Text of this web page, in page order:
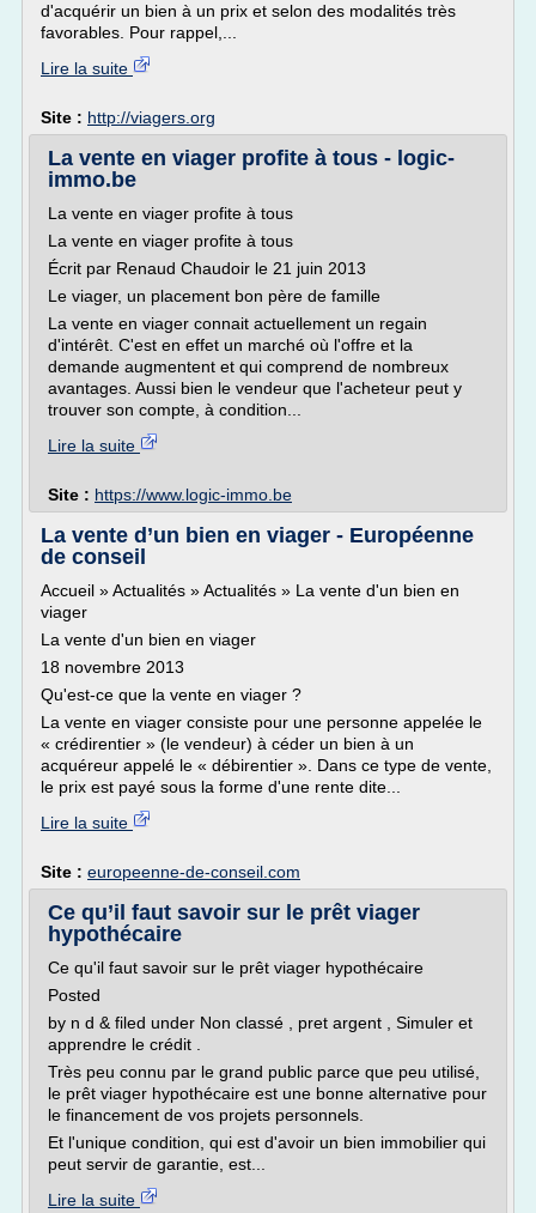
d'acquérir un bien à un prix et selon des modalités très
favorables. Pour rappel,...
Lire la suite
Site : http://viagers.org
La vente en viager profite à tous - logic-
immo.be
La vente en viager profite à tous
La vente en viager profite à tous
Écrit par Renaud Chaudoir le 21 juin 2013
Le viager, un placement bon père de famille
La vente en viager connait actuellement un regain
d'intérêt. C'est en effet un marché où l'offre et la
demande augmentent et qui comprend de nombreux
avantages. Aussi bien le vendeur que l'acheteur peut y
trouver son compte, à condition...
Lire la suite
Site : https://www.logic-immo.be
La vente d’un bien en viager - Européenne
de conseil
Accueil » Actualités » Actualités » La vente d'un bien en
viager
La vente d'un bien en viager
18 novembre 2013
Qu'est-ce que la vente en viager ?
La vente en viager consiste pour une personne appelée le
« crédirentier » (le vendeur) à céder un bien à un
acquéreur appelé le « débirentier ». Dans ce type de vente,
le prix est payé sous la forme d'une rente dite...
Lire la suite
Site : europeenne-de-conseil.com
Ce qu’il faut savoir sur le prêt viager
hypothécaire
Ce qu'il faut savoir sur le prêt viager hypothécaire
Posted
by n d & filed under Non classé , pret argent , Simuler et
apprendre le crédit .
Très peu connu par le grand public parce que peu utilisé,
le prêt viager hypothécaire est une bonne alternative pour
le financement de vos projets personnels.
Et l'unique condition, qui est d'avoir un bien immobilier qui
peut servir de garantie, est...
Lire la suite